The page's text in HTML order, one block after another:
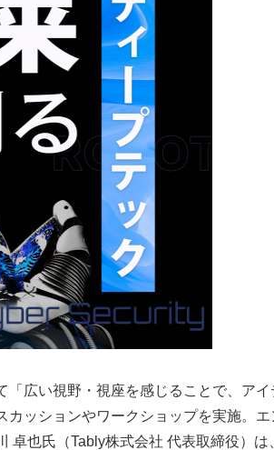
広い視野・視座を感じることで、アイ
ッションやワークショップを実施。エ
卓也氏（Tably株式会社 代表取締役）は